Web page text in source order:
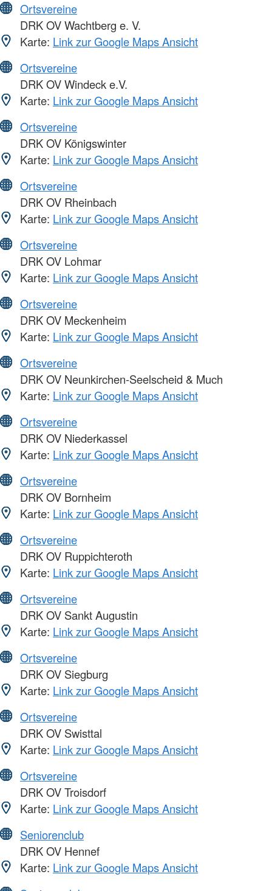
Ortsvereine
DRK OV Wachtberg e. V.
Karte: Link zur Google Maps Ansicht
Ortsvereine
DRK OV Windeck e.V.
Karte: Link zur Google Maps Ansicht
Ortsvereine
DRK OV Königswinter
Karte: Link zur Google Maps Ansicht
Ortsvereine
DRK OV Rheinbach
Karte: Link zur Google Maps Ansicht
Ortsvereine
DRK OV Lohmar
Karte: Link zur Google Maps Ansicht
Ortsvereine
DRK OV Meckenheim
Karte: Link zur Google Maps Ansicht
Ortsvereine
DRK OV Neunkirchen-Seelscheid & Much
Karte: Link zur Google Maps Ansicht
Ortsvereine
DRK OV Niederkassel
Karte: Link zur Google Maps Ansicht
Ortsvereine
DRK OV Bornheim
Karte: Link zur Google Maps Ansicht
Ortsvereine
DRK OV Ruppichteroth
Karte: Link zur Google Maps Ansicht
Ortsvereine
DRK OV Sankt Augustin
Karte: Link zur Google Maps Ansicht
Ortsvereine
DRK OV Siegburg
Karte: Link zur Google Maps Ansicht
Ortsvereine
DRK OV Swisttal
Karte: Link zur Google Maps Ansicht
Ortsvereine
DRK OV Troisdorf
Karte: Link zur Google Maps Ansicht
Seniorenclub
DRK OV Hennef
Karte: Link zur Google Maps Ansicht